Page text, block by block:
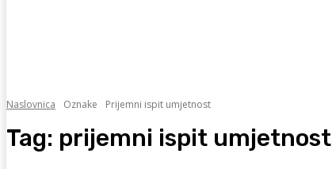
Naslovnica Oznake Prijemni ispit umjetnost
Tag: prijemni ispit umjetnost